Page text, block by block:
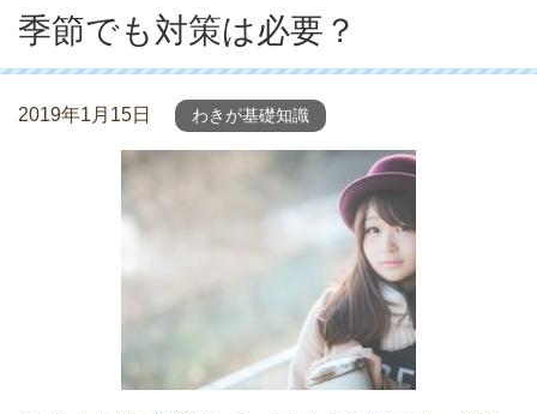
季節でも対策は必要？
2019年1月15日 わきが基礎知識